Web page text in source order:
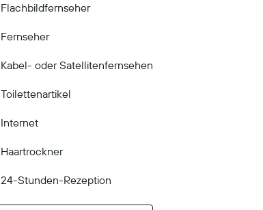
Flachbildfernseher
Fernseher
Kabel- oder Satellitenfernsehen
Toilettenartikel
Internet
Haartrockner
24-Stunden-Rezeption